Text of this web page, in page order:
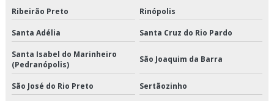
Transporte de refrigerado
Transporte de refrigerados em são paulo
Transporte de refrigerados em sp
Transporte de refrigerados preço
Ribeirão Preto Rinópolis
Santa Adélia Santa Cruz do Rio Pardo
Santa Isabel do Marinheiro
(Pedranópolis)
São Joaquim da Barra
São José do Rio Preto Sertãozinho